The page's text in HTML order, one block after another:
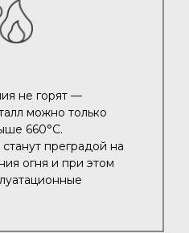
не горят —
можно только
660°C.
преградой на
огня и при этом